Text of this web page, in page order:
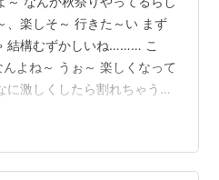
、楽しそ～ 行きた～い まず
結構むずかしいね……… こ
よね～ うぉ～ 楽しくなって
に激しくしたら割れちゃう
良かった…… ～つづく～